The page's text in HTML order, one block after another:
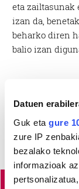
Datuen
Guk eta gure
zure IP
bezalako
informazioak
eta zailtasunak
izan da,
beharko diren
balio izan